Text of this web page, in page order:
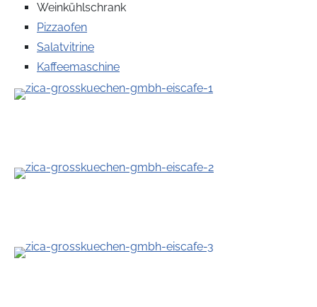
Weinkühlschrank
Pizzaofen
Salatvitrine
Kaffeemaschine